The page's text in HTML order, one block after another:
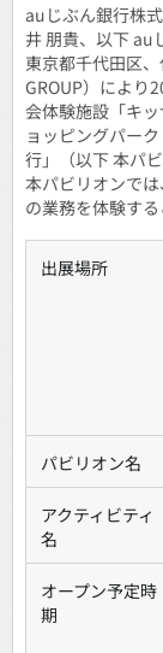
auじぶん銀行株
井 朋貴、以下 au
東京都千代田区
GROUP）により
会体験施設「キ
ョッピングパー
行」（以下 本パ
本パビリオンで
の業務を体験する
出展場所
パビリオン名
アクティビティ
名
オープン予定時
期